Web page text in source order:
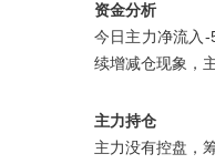
资金分析
今日主力净流入
续增减仓现象，
主力持仓
主力没有控盘，